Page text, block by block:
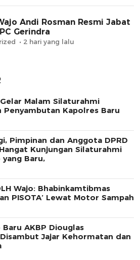
Andi Rosman Resmi Jabat
Gerindra
2 hari yang lalu
Malam Silaturahmi
Penyambutan Kapolres Baru
Pimpinan dan Anggota DPRD
Kunjungan Silaturahmi
yang Baru,
Wajo: Bhabinkamtibmas
PISOTA’ Lewat Motor Sampah
AKBP Diouglas
Jajar Kehormatan dan